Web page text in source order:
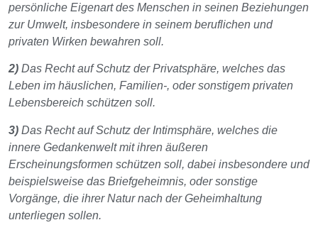
persönliche Eigenart des Menschen in seinen Beziehungen
zur Umwelt, insbesondere in seinem beruflichen und
privaten Wirken bewahren soll.
2) Das Recht auf Schutz der Privatsphäre, welches das
Leben im häuslichen, Familien-, oder sonstigem privaten
Lebensbereich schützen soll.
3) Das Recht auf Schutz der Intimsphäre, welches die
innere Gedankenwelt mit ihren äußeren
Erscheinungsformen schützen soll, dabei insbesondere und
beispielsweise das Briefgeheimnis, oder sonstige
Vorgänge, die ihrer Natur nach der Geheimhaltung
unterliegen sollen.